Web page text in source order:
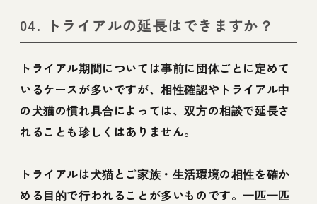
04. トライアルの延長はできますか？
トライアル期間については事前に団体ごとに定めて
いるケースが多いですが、相性確認やトライアル中
の犬猫の慣れ具合によっては、双方の相談で延長さ
れることも珍しくはありません。
トライアルは犬猫とご家族・生活環境の相性を確か
める目的で行われることが多いものです。一匹一匹